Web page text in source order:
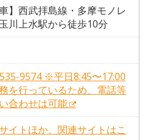
車】西武拝島線・多摩モノレ
川上水駅から徒歩10分
9574 ※平日8:45〜17:00
を行っているため、電話等
合わせは可能
イトほか、関連サイトはこ